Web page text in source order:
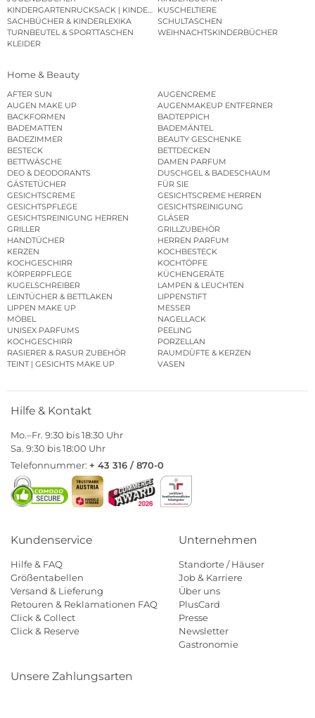
KINDERGARTENRUCKSACK | KINDERGARTENBEUTEL
KUSCHELTIERE
SACHBÜCHER & KINDERLEXIKA
SCHULTASCHEN
TURNBEUTEL & SPORTTASCHEN
WEIHNACHTSKINDERBÜCHER
KLEIDER
Home & Beauty
AFTER SUN
AUGENCREME
AUGEN MAKE UP
AUGENMAKEUP ENTFERNER
BACKFORMEN
BADTEPPICH
BADEMATTEN
BADEMÄNTEL
BADEZIMMER
BEAUTY GESCHENKE
BESTECK
BETTDECKEN
BETTWÄSCHE
DAMEN PARFUM
DEO & DEODORANTS
DUSCHGEL & BADESCHAUM
GÄSTETÜCHER
FÜR SIE
GESICHTSCREME
GESICHTSCREME HERREN
GESICHTSPFLEGE
GESICHTSREINIGUNG
GESICHTSREINIGUNG HERREN
GLÄSER
GRILLER
GRILLZUBEHÖR
HANDTÜCHER
HERREN PARFUM
KERZEN
KOCHBESTECK
KOCHGESCHIRR
KOCHTÖPFE
KÖRPERPFLEGE
KÜCHENGERÄTE
KUGELSCHREIBER
LAMPEN & LEUCHTEN
LEINTÜCHER & BETTLAKEN
LIPPENSTIFT
LIPPEN MAKE UP
MESSER
MÖBEL
NAGELLACK
UNISEX PARFUMS
PEELING
KOCHGESCHIRR
PORZELLAN
RASIERER & RASUR ZUBEHÖR
RAUMDÜFTE & KERZEN
TEINT | GESICHTS MAKE UP
VASEN
Hilfe & Kontakt
Mo.–Fr. 9:30 bis 18:30 Uhr
Sa. 9:30 bis 18:00 Uhr
Telefonnummer: + 43 316 / 870-0
Kundenservice
Hilfe & FAQ
Größentabellen
Versand & Lieferung
Retouren & Reklamationen FAQ
Click & Collect
Click & Reserve
Unternehmen
Standorte / Häuser
Job & Karriere
Über uns
PlusCard
Presse
Newsletter
Gastronomie
Unsere Zahlungsarten